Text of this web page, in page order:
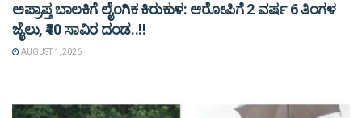
ಅಪ್ರಾಪ್ತ ಬಾಲಕಿಗೆ ಲೈಂಗಿಕ ಕಿರುಕುಳ: ಆರೋಪಿಗೆ 2 ವರ್ಷ 6 ತಿಂಗಳ
ಜೈಲು, ₹40 ಸಾವಿರ ದಂಡ..!!
AUGUST 1, 2026